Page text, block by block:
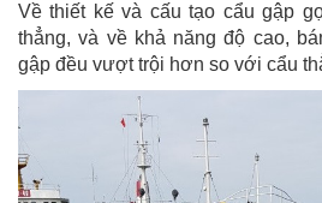
Về thiết kế và cấu tạo cẩu gập
thẳng, và về khả năng độ cao,
gập đều vượt trội hơn so với cẩu